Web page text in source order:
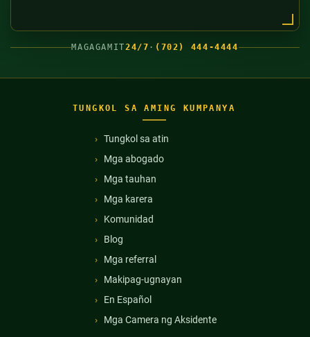
MAGAGAMIT24/7 · (702) 444-4444
TUNGKOL SA AMING KUMPANYA
Tungkol sa atin
Mga abogado
Mga tauhan
Mga karera
Komunidad
Blog
Mga referral
Makipag-ugnayan
En Español
Mga Camera ng Aksidente